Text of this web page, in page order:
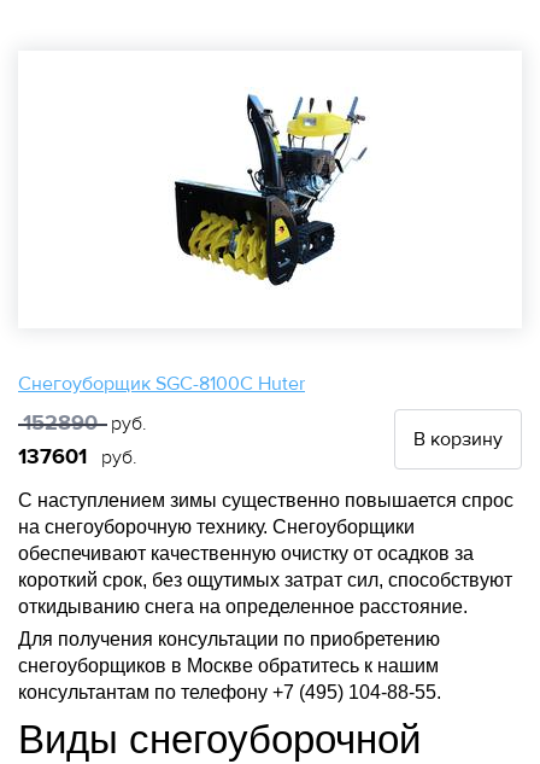
Снегоуборщик SGC-8100C Huter
152890 руб.
137601 руб.
В корзину
С наступлением зимы существенно повышается спрос
на снегоуборочную технику. Снегоуборщики
обеспечивают качественную очистку от осадков за
короткий срок, без ощутимых затрат сил, способствуют
откидыванию снега на определенное расстояние.
Для получения консультации по приобретению
снегоуборщиков в Москве обратитесь к нашим
консультантам по телефону +7 (495) 104-88-55.
Виды снегоуборочной